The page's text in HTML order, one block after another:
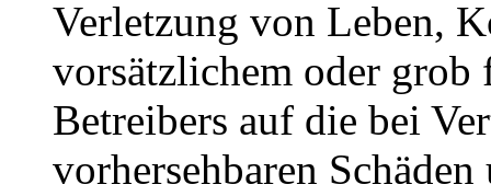
Verletzung von Leben,
vorsätzlichem oder grob
Betreibers auf die bei
vorhersehbaren